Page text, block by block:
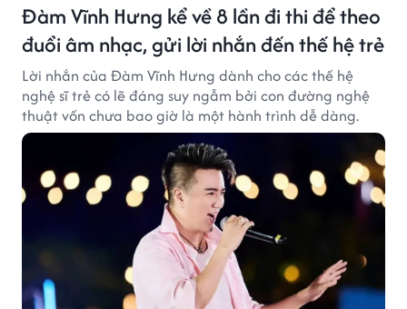
Đàm Vĩnh Hưng kể về 8 lần đi thi để theo
đuổi âm nhạc, gửi lời nhắn đến thế hệ trẻ
Lời nhắn của Đàm Vĩnh Hưng dành cho các thế hệ
nghệ sĩ trẻ có lẽ đáng suy ngẫm bởi con đường nghệ
thuật vốn chưa bao giờ là một hành trình dễ dàng.